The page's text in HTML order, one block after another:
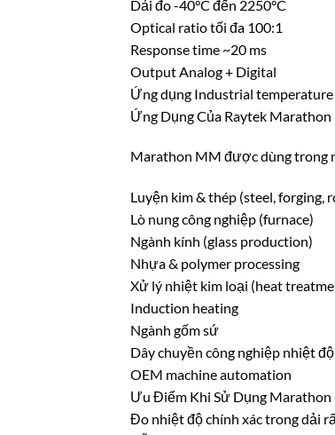
Dải đo -40°C đến 2250°C
Optical ratio tối đa 100:1
Response time ~20 ms
Output Analog + Digital
Ứng dụng Industrial
Ứng Dụng Của Raytek
Marathon MM được dùng trong
Luyện kim & thép (steel, forging,
Lò nung công nghiệp (furnace)
Ngành kính (glass production)
Nhựa & polymer processing
Xử lý nhiệt kim loại (heat
Induction heating
Ngành gốm sứ
Dây chuyền công nghiệp nhiệt
OEM machine automation
Ưu Điểm Khi Sử Dụng
Đo nhiệt độ chính xác trong dải